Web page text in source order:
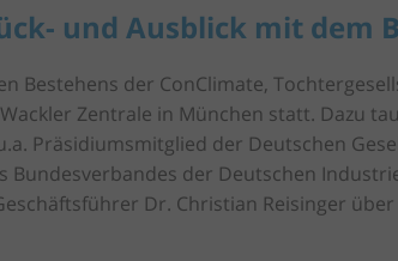
und Ausblick mit dem
Bestehens der ConClimate,
Zentrale in München statt. Dazu
Präsidiumsmitglied der Deutschen
Bundesverbandes der Deutschen
Dr. Christian Reisinger